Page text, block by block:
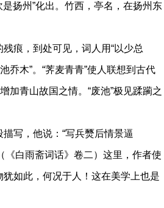
是扬州”化出。竹西，亭名，在扬州东
痕，到处可见，词人用“以少总
乔木”。“荠麦青青”使人联想到古代
加青山故国之情。“废池”极见蹂躏之
写，他说：“写兵燹后情景逼
《白雨斋词话》卷二）这里，作者使
如此，何况于人！这在美学上也是